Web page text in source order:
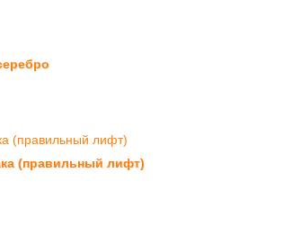
(правильный лифт)